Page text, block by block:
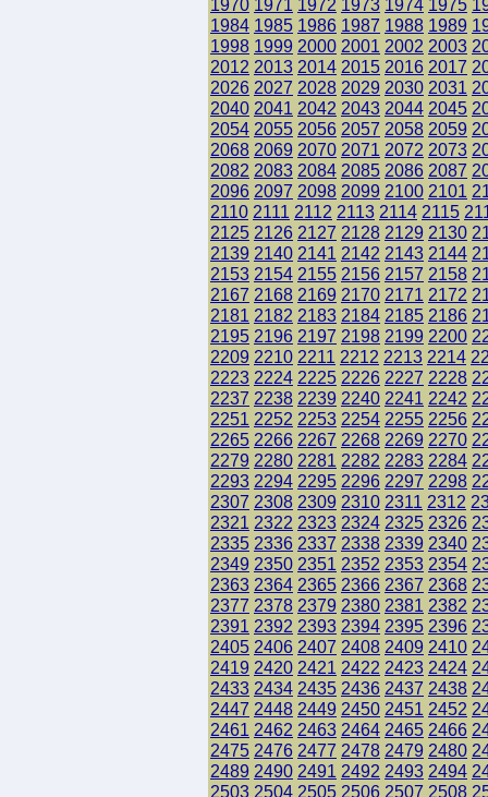
1970 1971 1972 1973 1974 1975
1984 1985 1986 1987 1988 1989
1998 1999 2000 2001 2002 2003
2012 2013 2014 2015 2016 2017
2026 2027 2028 2029 2030 2031
2040 2041 2042 2043 2044 2045
2054 2055 2056 2057 2058 2059
2068 2069 2070 2071 2072 2073
2082 2083 2084 2085 2086 2087
2096 2097 2098 2099 2100 2101
2110 2111 2112 2113 2114 2115
2125 2126 2127 2128 2129 2130
2139 2140 2141 2142 2143 2144
2153 2154 2155 2156 2157 2158
2167 2168 2169 2170 2171 2172
2181 2182 2183 2184 2185 2186
2195 2196 2197 2198 2199 2200
2209 2210 2211 2212 2213 2214
2223 2224 2225 2226 2227 2228
2237 2238 2239 2240 2241 2242
2251 2252 2253 2254 2255 2256
2265 2266 2267 2268 2269 2270
2279 2280 2281 2282 2283 2284
2293 2294 2295 2296 2297 2298
2307 2308 2309 2310 2311 2312
2321 2322 2323 2324 2325 2326
2335 2336 2337 2338 2339 2340
2349 2350 2351 2352 2353 2354
2363 2364 2365 2366 2367 2368
2377 2378 2379 2380 2381 2382
2391 2392 2393 2394 2395 2396
2405 2406 2407 2408 2409 2410
2419 2420 2421 2422 2423 2424
2433 2434 2435 2436 2437 2438
2447 2448 2449 2450 2451 2452
2461 2462 2463 2464 2465 2466
2475 2476 2477 2478 2479 2480
2489 2490 2491 2492 2493 2494
2503 2504 2505 2506 2507 2508